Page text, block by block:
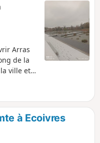
Arras
de la
ville et
à Ecoivres